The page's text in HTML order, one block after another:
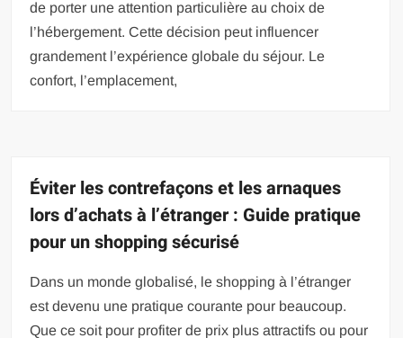
de porter une attention particulière au choix de
l’hébergement. Cette décision peut influencer
grandement l’expérience globale du séjour. Le
confort, l’emplacement,
Éviter les contrefaçons et les arnaques
lors d’achats à l’étranger : Guide pratique
pour un shopping sécurisé
Dans un monde globalisé, le shopping à l’étranger
est devenu une pratique courante pour beaucoup.
Que ce soit pour profiter de prix plus attractifs ou pour